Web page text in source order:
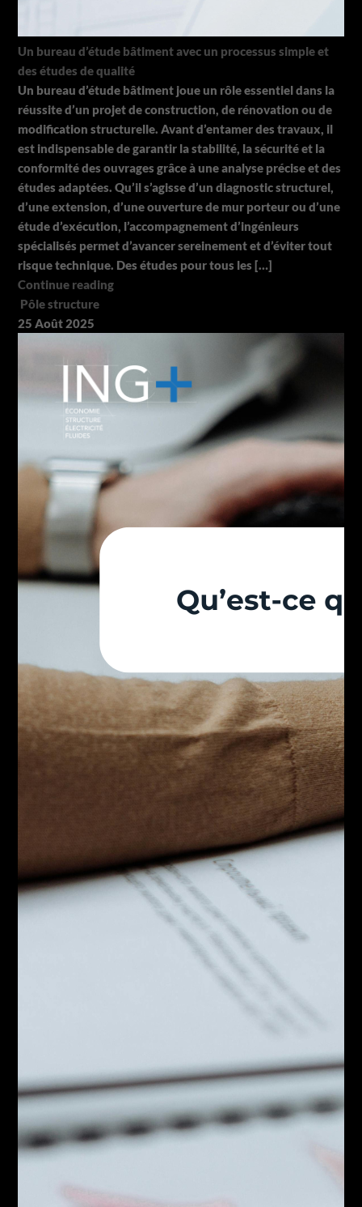
Un bureau d’étude bâtiment avec un processus simple et
des études de qualité
Un bureau d’étude bâtiment joue un rôle essentiel dans la
réussite d’un projet de construction, de rénovation ou de
modification structurelle. Avant d’entamer des travaux, il
est indispensable de garantir la stabilité, la sécurité et la
conformité des ouvrages grâce à une analyse précise et des
études adaptées. Qu’il s’agisse d’un diagnostic structurel,
d’une extension, d’une ouverture de mur porteur ou d’une
étude d’exécution, l’accompagnement d’ingénieurs
spécialisés permet d’avancer sereinement et d’éviter tout
risque technique. Des études pour tous les […]
Continue reading
Pôle structure
25 Août 2025